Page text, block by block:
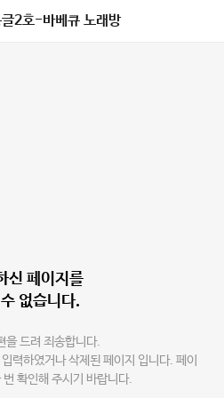
2호-바베큐 노래방
신 페이지를
없습니다.
을 드려 죄송합니다.
력하였거나 삭제된 페이지 입니다. 페이
확인해 주시기 바랍니다.